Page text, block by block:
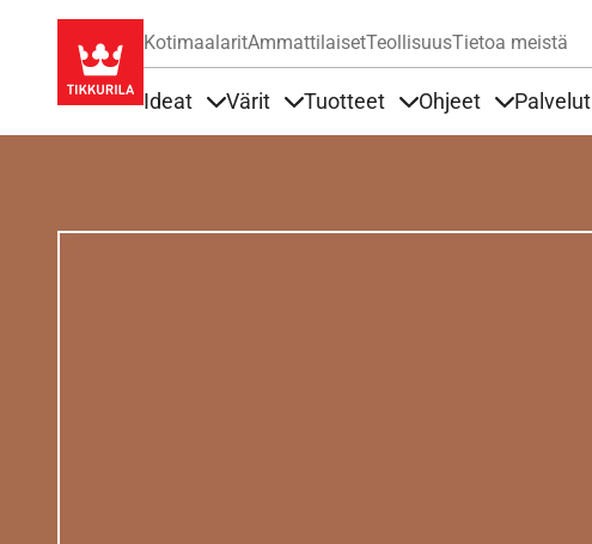
KotimaalaritAmmattilaisetTeollisuusTietoa meistä
Ideat Värit Tuotteet Ohjeet Palvelut